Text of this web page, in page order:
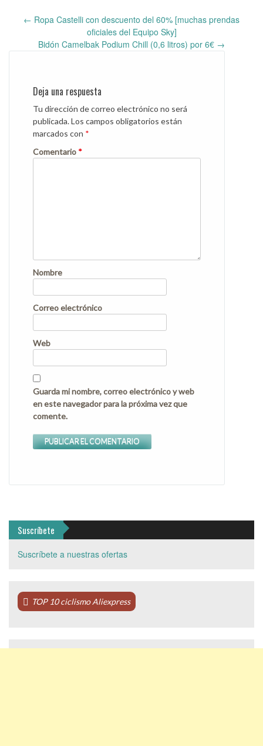
navigation
← Ropa Castelli con descuento del 60% [muchas prendas
oficiales del Equipo Sky]
Bidón Camelbak Podium Chill (0,6 litros) por 6€ →
Deja una respuesta
Tu dirección de correo electrónico no será
publicada.Los campos obligatorios están
marcados con *
Comentario *
Nombre
Correo electrónico
Web
Guarda mi nombre, correo electrónico y web
en este navegador para la próxima vez que
comente.
Suscríbete
Suscríbete a nuestras ofertas
TOP 10 ciclismo Aliexpress